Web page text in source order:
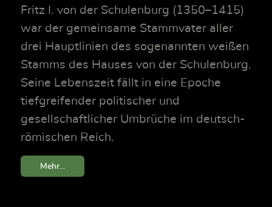
Fritz I. von der Schulenburg (1350–1415)
war der gemeinsame Stammvater aller
drei Hauptlinien des sogenannten weißen
Stamms des Hauses von der Schulenburg.
Seine Lebenszeit fällt in eine Epoche
tiefgreifender politischer und
gesellschaftlicher Umbrüche im deutsch-
römischen Reich.
Mehr...